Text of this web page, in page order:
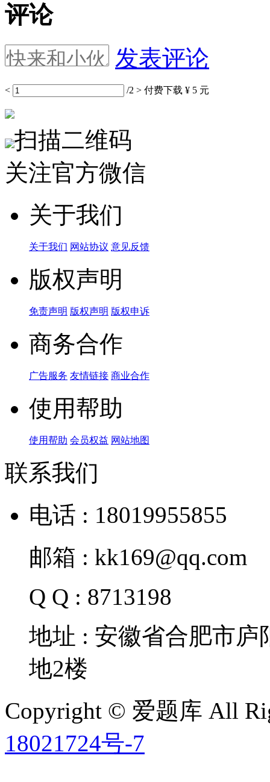
评论
发表评论
< /2 > 付费下载 ¥ 5 元
扫描二维码
关注官方微信
关于我们
关于我们 网站协议 意见反馈
版权声明
免责声明 版权声明 版权申诉
商务合作
广告服务 友情链接 商业合作
使用帮助
使用帮助 会员权益 网站地图
联系我们
电话 : 18019955855
邮箱 : kk169@qq.com
Q Q : 8713198
地址 : 安徽省合肥市
地2楼
Copyright © 爱题库 All
18021724号-7